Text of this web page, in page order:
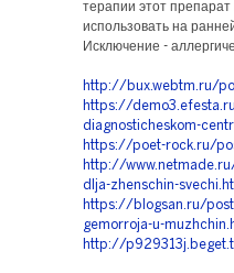
терапии этот
использовать на
Исключение -
http://bux.webtm.ru/
https://
diagnosticheskom-
https://poet-rock.ru/
http://
dlja-zhenschin-
https://blogsan.ru/
gemorroja-u-
http://